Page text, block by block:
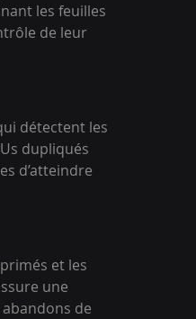
les feuilles
de leur
détectent les
dupliqués
d’atteindre
et les
une
de